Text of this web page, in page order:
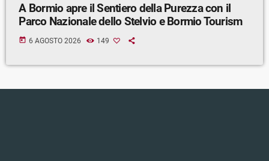
A Bormio apre il Sentiero della Purezza con il
Parco Nazionale dello Stelvio e Bormio Tourism
today 6 AGOSTO 2026 149